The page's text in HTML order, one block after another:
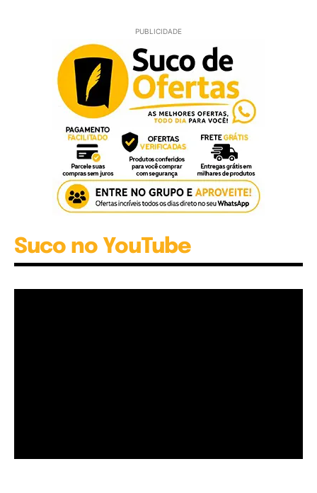
PUBLICIDADE
Suco no YouTube